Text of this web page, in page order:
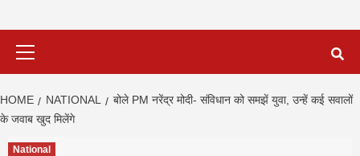
HOME NATIONAL
बोले PM नरेंद्र मोदी- संविधान को समझें युवा, उन्हें कई सवालों
के जवाब खुद मिलेंगे
National